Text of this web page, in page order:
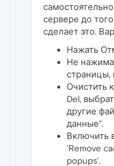
сервере до
сделает это.
Нажать
Не
страницы,
Очистить
Del,
другие
данные".
Включить
'Remove
popups'.